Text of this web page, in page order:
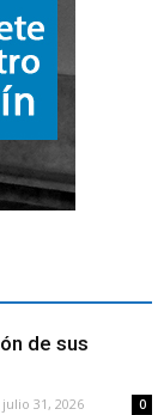
de sus
julio 31, 2026 0